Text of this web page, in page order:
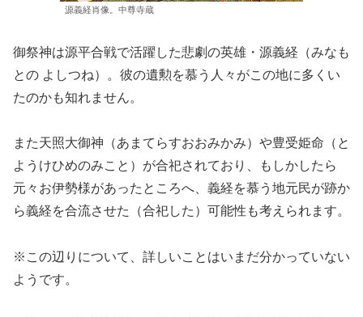
源義経肖像。中尊寺蔵
御祭神は源平合戦で活躍した悲劇の英雄・源義経（みなも
との よしつね）。彼の遺勲を慕う人々がこの地に多くい
たのかも知れません。
また天照大御神（あまてらすおおみかみ）や豊受姫命（と
ようけひめのみこと）が合祀されており、もしかしたら
元々お伊勢様があったところへ、義経を慕う地元民が跡か
ら義経を合流させた（合祀した）可能性も考えられます。
※この辺りについて、詳しいことはいまだ分かっていない
ようです。